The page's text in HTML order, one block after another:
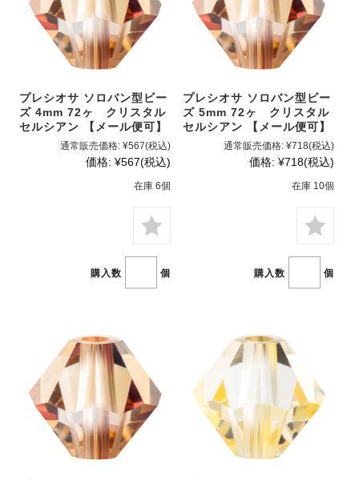
プレシオサ ソロバン型ビー
ズ 4mm 72ヶ クリスタル
セルシアン 【メール便可】
通常販売価格: ¥567(税込)
価格: ¥567(税込)
在庫 6個
購入数 個
プレシオサ ソロバン型ビー
ズ 5mm 72ヶ クリスタル
セルシアン 【メール便可】
通常販売価格: ¥718(税込)
価格: ¥718(税込)
在庫 10個
購入数 個